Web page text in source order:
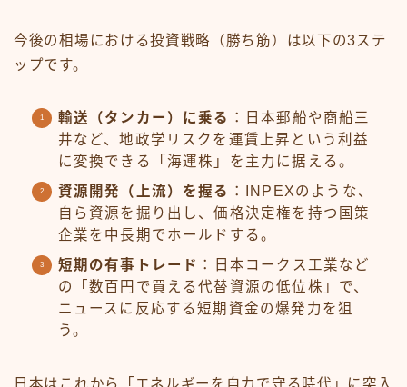
今後の相場における投資戦略（勝ち筋）は以下の3ステ
ップです。
輸送（タンカー）に乗る ：日本郵船や商船三
井など、地政学リスクを運賃上昇という利益
に変換できる「海運株」を主力に据える。
資源開発（上流）を握る ：INPEXのような、
自ら資源を掘り出し、価格決定権を持つ国策
企業を中長期でホールドする。
短期の有事トレード ：日本コークス工業など
の「数百円で買える代替資源の低位株」で、
ニュースに反応する短期資金の爆発力を狙
う。
日本はこれから「エネルギーを自力で守る時代」に突入